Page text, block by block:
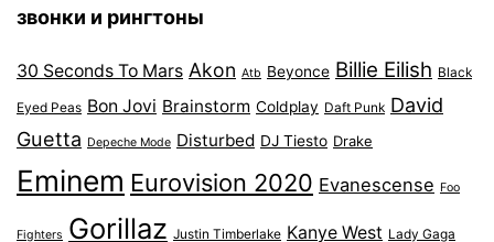
звонки и рингтоны
30 Seconds To Mars Akon Atb Beyonce Billie Eilish Black
Eyed Peas Bon Jovi Brainstorm Coldplay Daft Punk David
Guetta Depeche Mode Disturbed DJ Tiesto Drake
Eminem Eurovision 2020 Evanescense Foo
Fighters Gorillaz Justin Timberlake Kanye West Lady Gaga